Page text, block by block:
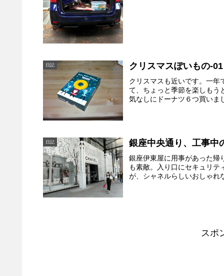
日記 クリスマスぽいもの-01
クリスマスも近いです。一年
て、ちょっと季節を楽しもう
気なしにドーナツ６つ買いま
日記 銀座中央通り、工事中
銀座伊東屋に用事があった帰
も素敵。入り口にセキュリ
が、シャネルらしいおしゃれ
スポ